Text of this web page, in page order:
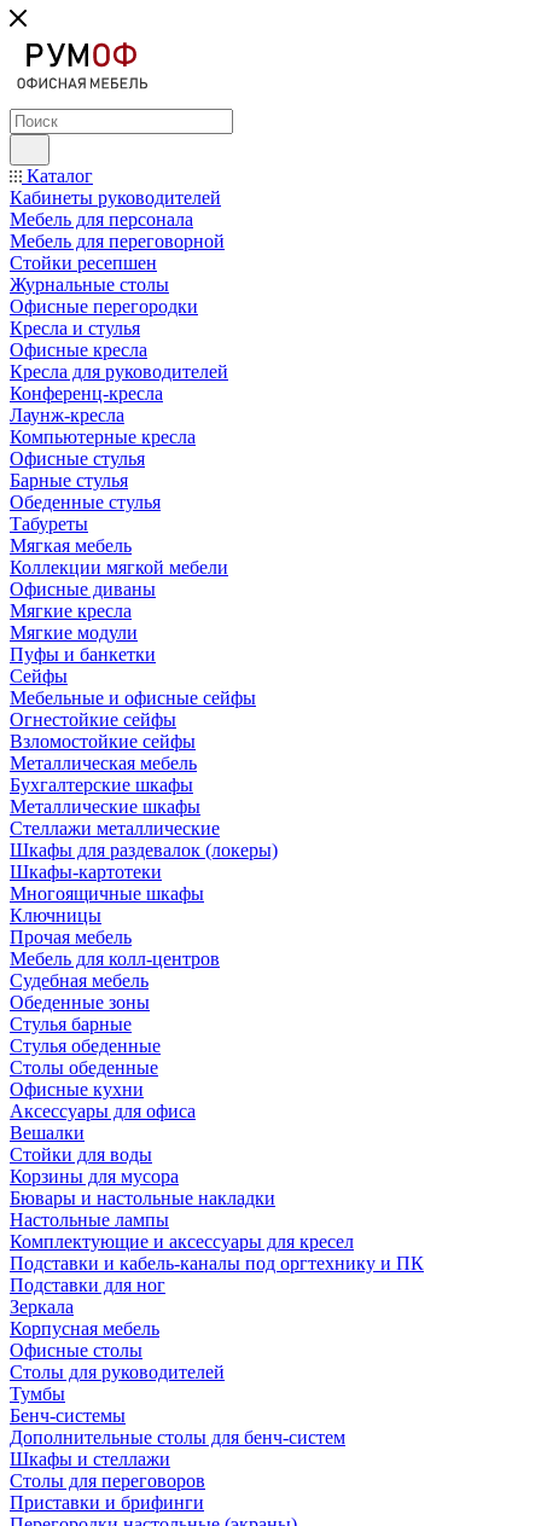
Каталог
Кабинеты руководителей
Мебель для персонала
Мебель для переговорной
Стойки ресепшен
Журнальные столы
Офисные перегородки
Кресла и стулья
Офисные кресла
Кресла для руководителей
Конференц-кресла
Лаунж-кресла
Компьютерные кресла
Офисные стулья
Барные стулья
Обеденные стулья
Табуреты
Мягкая мебель
Коллекции мягкой мебели
Офисные диваны
Мягкие кресла
Мягкие модули
Пуфы и банкетки
Сейфы
Мебельные и офисные сейфы
Огнестойкие сейфы
Взломостойкие сейфы
Металлическая мебель
Бухгалтерские шкафы
Металлические шкафы
Стеллажи металлические
Шкафы для раздевалок (локеры)
Шкафы-картотеки
Многоящичные шкафы
Ключницы
Прочая мебель
Мебель для колл-центров
Судебная мебель
Обеденные зоны
Стулья барные
Стулья обеденные
Столы обеденные
Офисные кухни
Аксессуары для офиса
Вешалки
Стойки для воды
Корзины для мусора
Бювары и настольные накладки
Настольные лампы
Комплектующие и аксессуары для кресел
Подставки и кабель-каналы под оргтехнику и ПК
Подставки для ног
Зеркала
Корпусная мебель
Офисные столы
Столы для руководителей
Тумбы
Бенч-системы
Дополнительные столы для бенч-систем
Шкафы и стеллажи
Столы для переговоров
Приставки и брифинги